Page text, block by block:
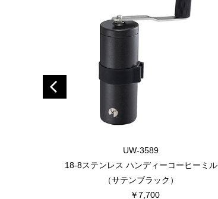
UW-3589
18-8ステンレス ハンディーコーヒーミル
（サテンブラック）
￥7,700